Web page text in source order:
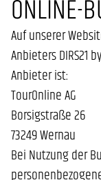
ONLINE-
Auf unserer
Anbieters DIRS21
Anbieter ist:
TourOnline AG
Borsigstraße 26
73249 Wernau
Bei Nutzung der